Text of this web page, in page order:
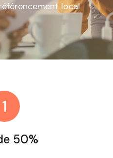
local
1
50%